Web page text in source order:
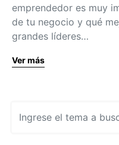
emprendedor es muy
de tu negocio y qué
grandes líderes…
Ver más